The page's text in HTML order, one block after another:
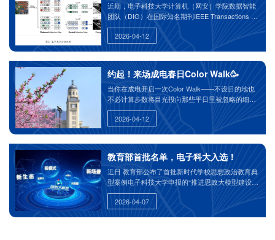
近期，电子科技大学计算机（网安）学院数据智能
团队（DIG）在国际知名期刊IEEE Transactions on
Pattern Analysis and Machine Intelligence（T-
PAMI）上发表题为《ATD：Improved Transformer
with Adaptive Token Dictionary for Image
作者，电子科技大学为第一完成单位，顾舒航教授
为通讯作者。
2026-04-12
约起！来场成电春日Color Walk🥳
当你在成电开启一次Color Walk——不设目的地也
不必计算步数将目光投向那些平日里被忽略的细微
之处那些藏在花间、树梢与湖畔的色彩正悄然释放
着治愈的力量请选出你的“当日幸运色”开启这场独
属于春天的Color Walk吧！
2026-04-12
教育部首批名单，电子科大入选！
近日 教育部公布了首批新时代学校思想政治教育典
型案例电子科技大学申报的“推进思政大模型建设开
创高校思政教育新范式”典型案例成功入选
2026-04-07